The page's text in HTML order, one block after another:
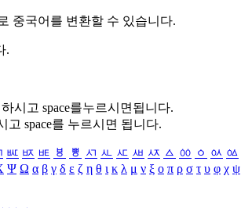
중국어를 변환할 수 있습니다.
.
시고 space를누르시면됩니다.
고 space를 누르시면 됩니다.
ㅵ ㅶ ㅷ ㅸ ㅹ ㅺ ㅻ ㅼ ㅽ ㅾ ㅿ ㆀ ㆁ ㆂ ㆃ
Ψ Ω α β γ δ ε ζ η θ ι κ λ μ ν ξ ο π ρ σ τ υ φ χ ψ